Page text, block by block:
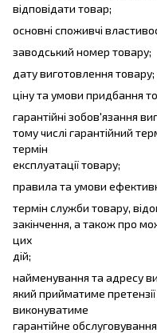
відповідати товар;
основні споживчі
заводський номер товару;
дату виготовлення товару;
ціну та умови придбання
гарантійні зобов'язання
тому числі гарантійний
термін
експлуатації товару;
правила та умови
термін служби товару,
закінчення, а також про
цих
дій;
найменування та адресу
який прийматиме
виконуватиме
гарантійне